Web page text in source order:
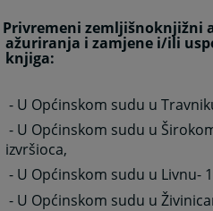
Privremeni zemljišnoknjižni
ažuriranja i zamjene i/ili
knjiga:
Općinskom sudu u Travniku
Općinskom sudu u
izvršioca,
Općinskom sudu u Livnu- 1
Općinskom sudu u